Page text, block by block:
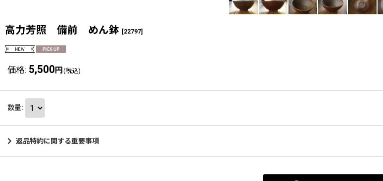
高力芳照 備前 めん鉢 [22797]
価格: 5,500 円 (税込)
数量:
返品特約に関する重要事項